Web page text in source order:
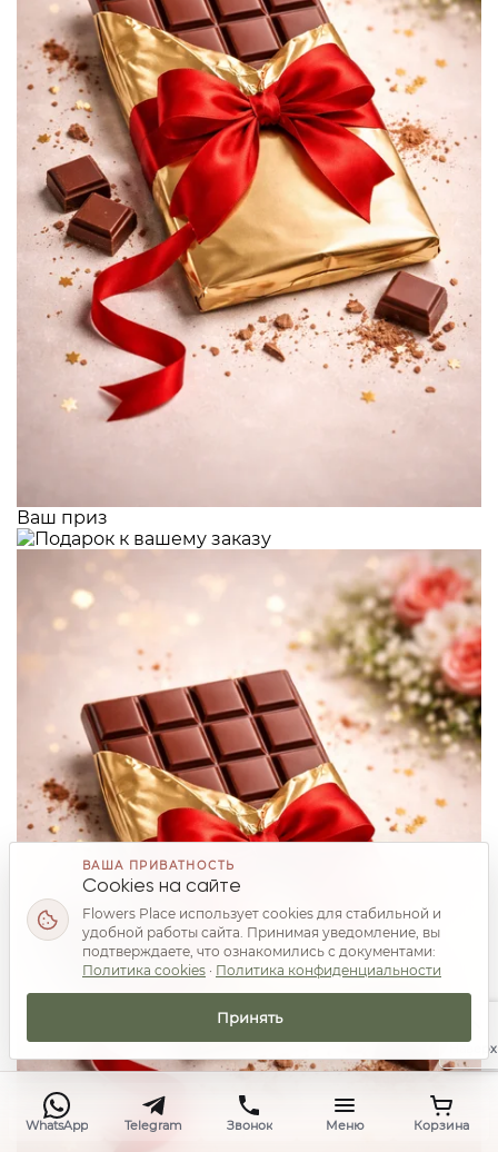
Ваш приз
WhatsApp Telegram Звонок Меню Корзина
Наверх
ВАША ПРИВАТНОСТЬ
Cookies на сайте
Flowers Place использует cookies для стабильной и
удобной работы сайта. Принимая уведомление, вы
подтверждаете, что ознакомились с документами:
Политика cookies · Политика конфиденциальности
Принять